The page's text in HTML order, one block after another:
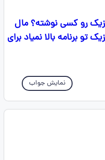
2-2 صفحه 36 فیزیک رو کسی نوشته؟ مال
تو برنامه بالا نمیاد برای
نمایش جواب